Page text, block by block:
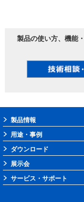
製品の使い方、機能
製品情報
用途・事例
ダウンロード
展示会
サービス・サポート